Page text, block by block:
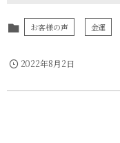
お客様の声 金運
2022年8月2日